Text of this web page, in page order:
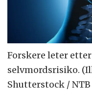
Forskere leter
selvmordsrisiko.
Shutterstock /